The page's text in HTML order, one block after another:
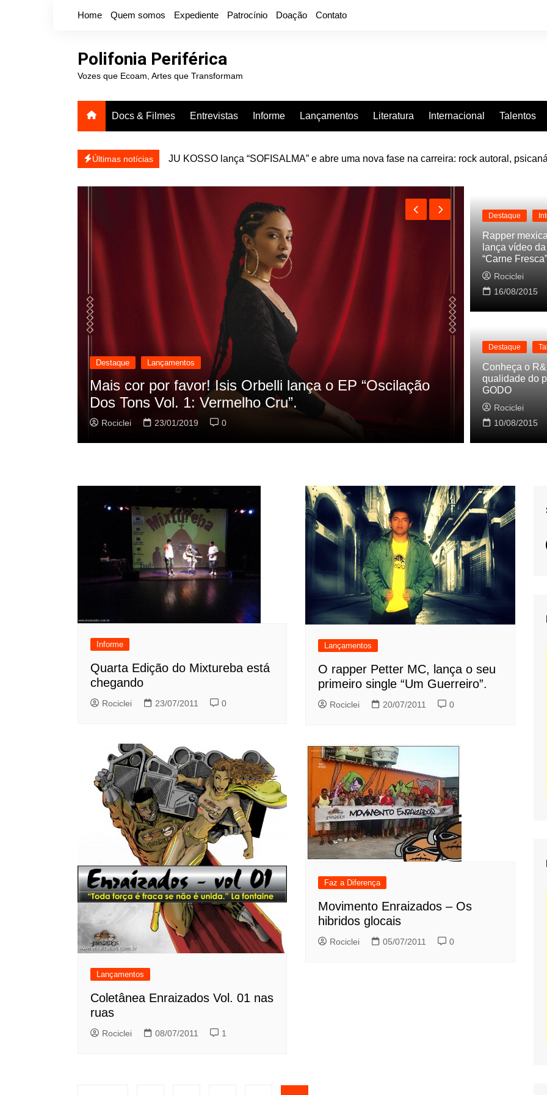
Home Quem somos Expediente Patrocínio Doação Contato
Polifonia Periférica
Vozes que Ecoam, Artes que Transformam
Docs & Filmes Entrevistas Informe Lançamentos Literatura Internacional Talentos
Últimas notícias
JU KOSSO lança “SOFISALMA” e abre uma nova fase na carreira: rock autoral,
Projota relança a mixtape “Projeção”, de 2010, nas plataformas digitais
Destaque Lançamentos
Rashid vai buscar nos HQs as referencias do clipe de
sua nova música
Rociclei 22/01/2019 0
Destaque
Cynthia
Baleiro
Rociclei
Destaque
Rapper
lança vídeo
“Carne Fresca”
Rociclei
16/08/2015
Destaque
Conheça o
qualidade do
GODO
Rociclei
10/08/2015
Informe
Quarta Edição do Mixtureba está
chegando
Rociclei 23/07/2011 0
Lançamentos
O rapper Petter MC, lança o seu
primeiro single “Um Guerreiro”.
Rociclei 20/07/2011 0
Lançamentos
Coletânea Enraizados Vol. 01 nas
ruas
Rociclei 08/07/2011 1
Faz a Diferença
Movimento Enraizados – Os
hibridos glocais
Rociclei 05/07/2011 0